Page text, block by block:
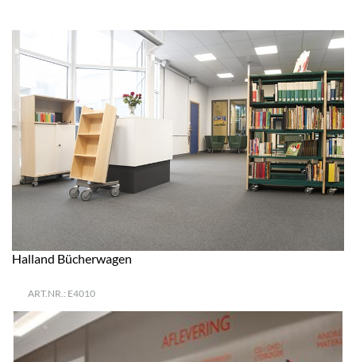
Halland Bücherwagen
ART.NR.: E4010